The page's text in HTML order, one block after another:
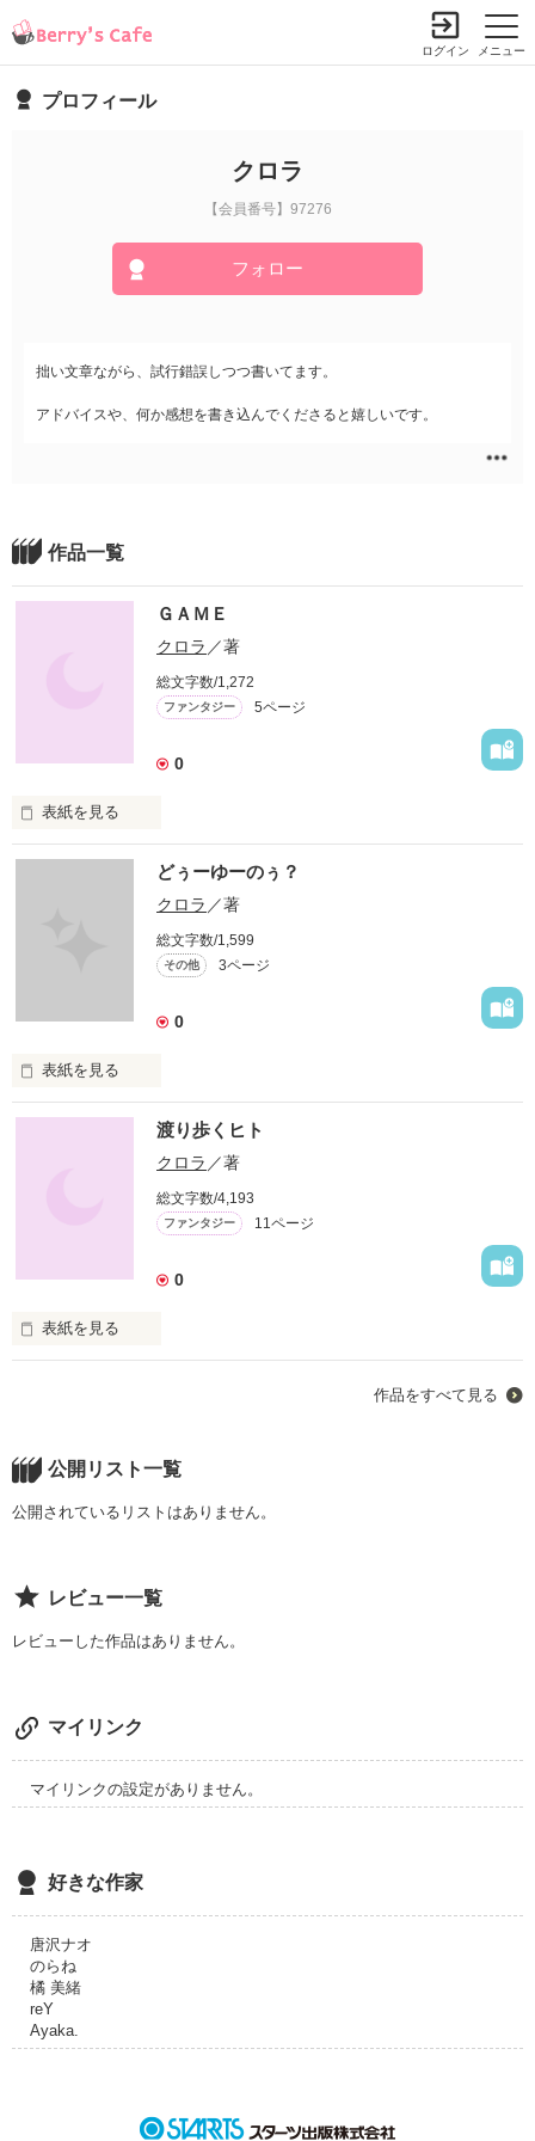
メニュー
ログイン
プロフィール
クロラ
【会員番号】97276
フォロー
拙い文章ながら、試行錯誤しつつ書いてます。
アドバイスや、何か感想を書き込んでくださると嬉しいです。
作品一覧
ＧＡＭＥ
クロラ ／著
総文字数/1,272
ファンタジー 5ページ
0
表紙を見る
どぅーゆーのぅ？
クロラ ／著
総文字数/1,599
その他 3ページ
0
表紙を見る
渡り歩くヒト
クロラ ／著
総文字数/4,193
ファンタジー 11ページ
0
表紙を見る
  　謎のヒト
二人は図書館で出会った。
｢あたしは絶対に嫌！！｣と逃げる友。
は・・・・・
作品をすべて見る
公開リスト一覧
公開されているリストはありません。
レビュー一覧
レビューした作品はありません。
マイリンク
マイリンクの設定がありません。
好きな作家
唐沢ナオ
のらね
橘 美緒
reY
Ayaka.